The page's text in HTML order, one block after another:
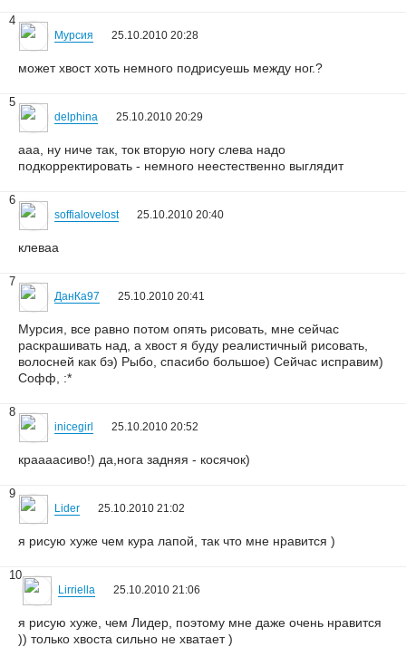
4
Мурсия 25.10.2010 20:28
может хвост хоть немного подрисуешь между ног.?
5
delphina 25.10.2010 20:29
ааа, ну ниче так, ток вторую ногу слева надо
подкорректировать - немного неестественно выглядит
6
soffialovelost 25.10.2010 20:40
клеваа
7
ДанКа97 25.10.2010 20:41
Мурсия, все равно потом опять рисовать, мне сейчас
раскрашивать над, а хвост я буду реалистичный рисовать,
волосней как бэ) Рыбо, спасибо большое) Сейчас исправим)
Софф, :*
8
inicegirl 25.10.2010 20:52
краааасиво!) да,нога задняя - косячок)
9
Lider 25.10.2010 21:02
я рисую хуже чем кура лапой, так что мне нравится )
10
Lirriella 25.10.2010 21:06
я рисую хуже, чем Лидер, поэтому мне даже очень нравится
)) только хвоста сильно не хватает )